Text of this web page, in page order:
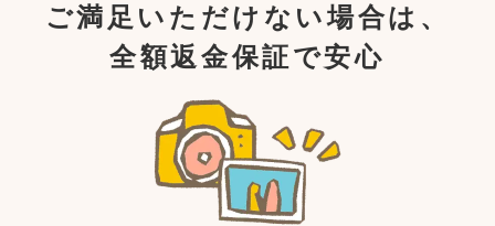
ご満足いただけない場合は、
全額返金保証で安心